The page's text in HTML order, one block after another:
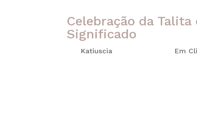
Celebração da
Significado
Katiuscia Em